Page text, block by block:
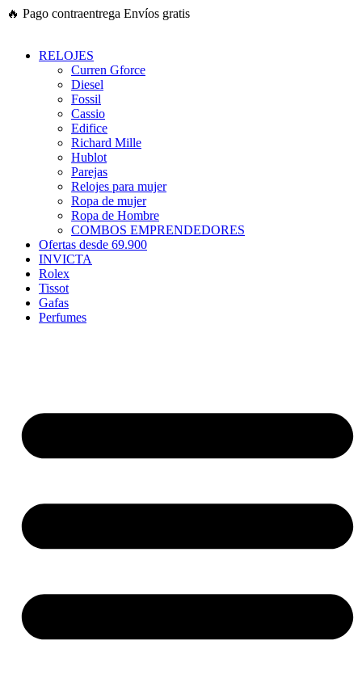
Ir
🔥 Pago contraentrega Envíos gratis
RELOJES
Curren Gforce
Diesel
Fossil
Cassio
Edifice
Richard Mille
Hublot
Parejas
Relojes para mujer
Ropa de mujer
Ropa de Hombre
COMBOS EMPRENDEDORES
Ofertas desde 69.900
INVICTA
Rolex
Tissot
Gafas
Perfumes